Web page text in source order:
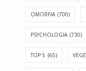
OMORFIA (700)
PSYCHOLOGIA (730)
TOP 5 (65)